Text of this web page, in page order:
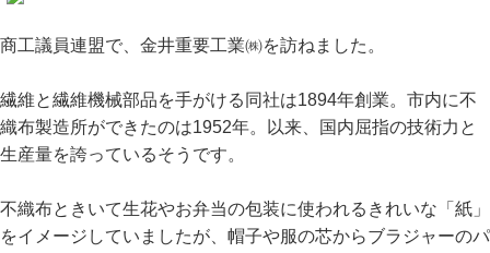
商工議員連盟で、金井重要工業㈱を訪ねました。
繊維と繊維機械部品を手がける同社は1894年創業。市内に不
織布製造所ができたのは1952年。以来、国内屈指の技術力と
生産量を誇っているそうです。
不織布ときいて生花やお弁当の包装に使われるきれいな「紙」
をイメージしていましたが、帽子や服の芯からブラジャーのパ